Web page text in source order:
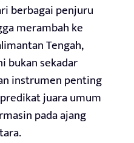
berbagai penjuru
merambah ke
Tengah,
bukan sekadar
instrumen penting
juara umum
pada ajang